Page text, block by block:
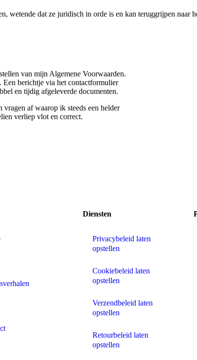
wetende dat ze juridisch in orde is en kan teruggrijpen naar
van mijn Algemene Voorwaarden.
berichtje via het contactformulier
en tijdig afgeleverde documenten.
af waarop ik steeds een helder
verliep vlot en correct.
Diensten
Privacybeleid laten
opstellen
Cookiebeleid laten
opstellen
Verzendbeleid laten
opstellen
Retourbeleid laten
opstellen